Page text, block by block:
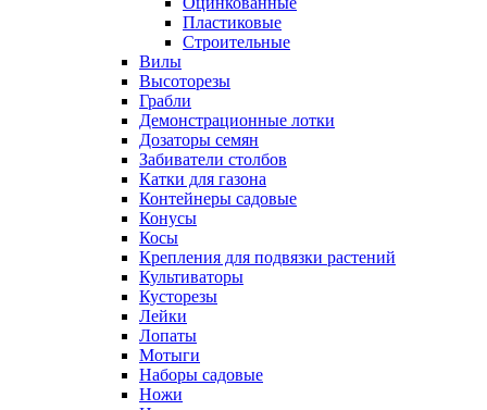
Пластиковые
Строительные
Вилы
Высоторезы
Грабли
Демонстрационные лотки
Дозаторы семян
Забиватели столбов
Катки для газона
Контейнеры садовые
Конусы
Косы
Крепления для подвязки растений
Культиваторы
Кусторезы
Лейки
Лопаты
Мотыги
Наборы садовые
Ножи